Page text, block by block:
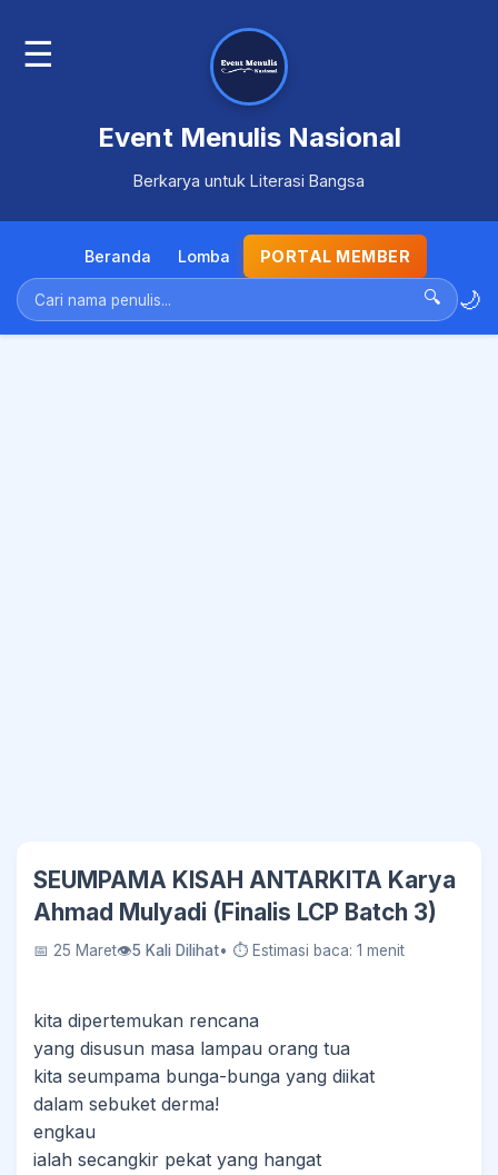
☰
Event Menulis Nasional
Berkarya untuk Literasi Bangsa
Beranda Lomba PORTAL MEMBER
🔍 🌙
SEUMPAMA KISAH ANTARKITA Karya
Ahmad Mulyadi (Finalis LCP Batch 3)
📅 25 Maret👁5 Kali Dilihat• ⏱ Estimasi baca: 1 menit
kita dipertemukan rencana
yang disusun masa lampau orang tua
kita seumpama bunga-bunga yang diikat
dalam sebuket derma!
engkau
ialah secangkir pekat yang hangat